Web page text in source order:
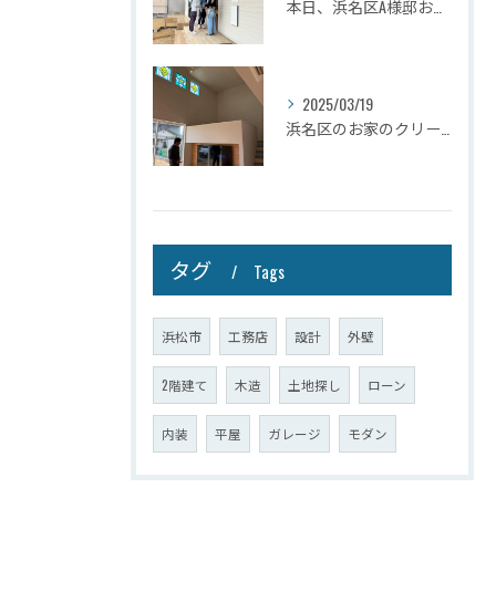
2025/03/19
タグ Tags
浜松市 工務店 設計 外壁
2階建て 木造 土地探し ローン
内装 平屋 ガレージ モダン